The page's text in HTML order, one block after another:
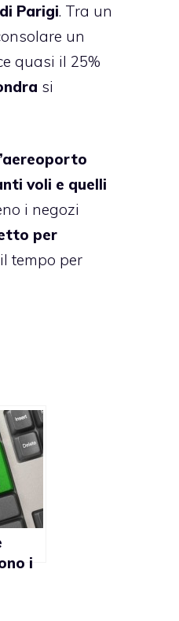
Parigi. Tra un
un
quasi il 25%
si
voli e quelli
i negozi
per
tempo per
i